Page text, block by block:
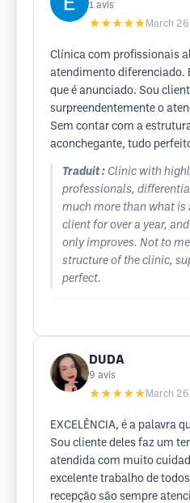
1 avis
★★★★★ March
Clínica com profissionais
atendimento diferenciado.
que é anunciado. Sou
surpreendentemente o
Sem contar com a
aconchegante, tudo
Traduit : Clinic with
professionals,
much more than what is
client for over a year,
only improves. Not to
structure of the clinic,
perfect.
DUDA
9 avis
★★★★★ March
EXCELÊNCIA, é a palavra
Sou cliente deles faz um
atendida com muito
excelente trabalho de
recepção são sempre